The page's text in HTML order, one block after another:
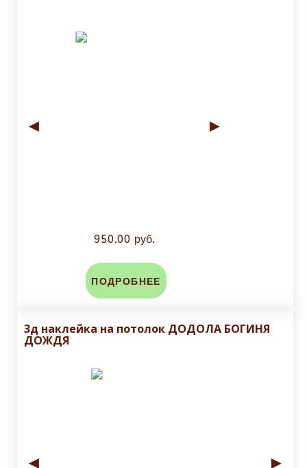
◄ ►
950.00 руб.
ПОДРОБНЕЕ
3д наклейка на потолок ДОДОЛА БОГИНЯ
ДОЖДЯ
◄ ►